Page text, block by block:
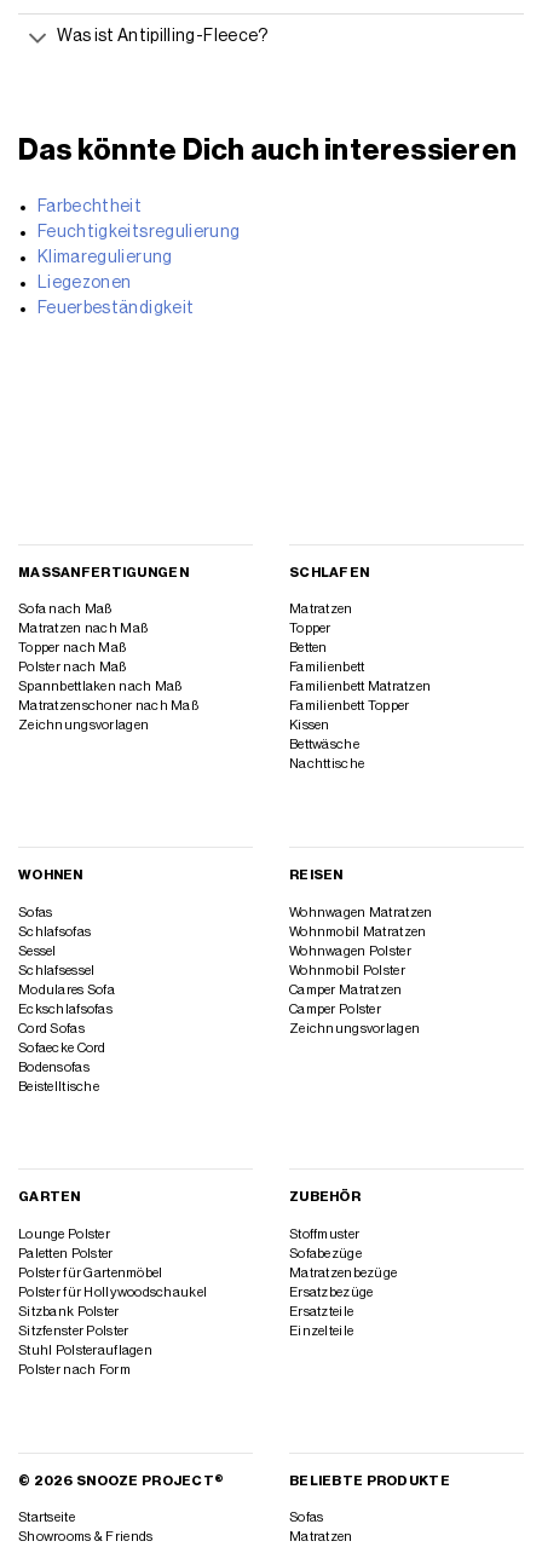
Was ist Antipilling-Fleece?
Das könnte Dich auch interessieren
Farbechtheit
Feuchtigkeitsregulierung
Klimaregulierung
Liegezonen
Feuerbeständigkeit
MASSANFERTIGUNGEN
Sofa nach Maß
Matratzen nach Maß
Topper nach Maß
Polster nach Maß
Spannbettlaken nach Maß
Matratzenschoner nach Maß
Zeichnungsvorlagen
SCHLAFEN
Matratzen
Topper
Betten
Familienbett
Familienbett Matratzen
Familienbett Topper
Kissen
Bettwäsche
Nachttische
WOHNEN
Sofas
Schlafsofas
Sessel
Schlafsessel
Modulares Sofa
Eckschlafsofas
Cord Sofas
Sofaecke Cord
Bodensofas
Beistelltische
REISEN
Wohnwagen Matratzen
Wohnmobil Matratzen
Wohnwagen Polster
Wohnmobil Polster
Camper Matratzen
Camper Polster
Zeichnungsvorlagen
GARTEN
Lounge Polster
Paletten Polster
Polster für Gartenmöbel
Polster für Hollywoodschaukel
Sitzbank Polster
Sitzfenster Polster
Stuhl Polsterauflagen
Polster nach Form
ZUBEHÖR
Stoffmuster
Sofabezüge
Matratzenbezüge
Ersatzbezüge
Ersatzteile
Einzelteile
© 2026 SNOOZE PROJECT®
Startseite
Showrooms & Friends
BELIEBTE PRODUKTE
Sofas
Matratzen